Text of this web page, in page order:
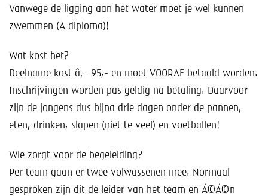
Vanwege de ligging aan het water moet je wel kunnen
zwemmen (A diploma)!
Wat kost het?
Deelname kost â‚¬ 95,- en moet VOORAF betaald worden.
Inschrijvingen worden pas geldig na betaling. Daarvoor
zijn de jongens dus bijna drie dagen onder de pannen,
eten, drinken, slapen (niet te veel) en voetballen!
Wie zorgt voor de begeleiding?
Per team gaan er twee volwassenen mee. Normaal
gesproken zijn dit de leider van het team en Ã©Ã©n